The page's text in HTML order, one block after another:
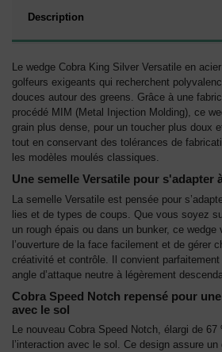
Description
Le wedge Cobra King Silver Versatile en
golfeurs exigeants qui recherchent
douces autour des greens. Grâce à une
procédé MIM (Metal Injection Molding), ce
grain plus dense, pour un toucher plus doux
tout en conservant des tolérances de
les modèles moulés classiques.
Une semelle Versatile pour s'adapter
La semelle Versatile est pensée pour
lies et de types de coups. Que vous soyez
un rough épais ou dans un bunker, ce
l’ouverture de la face facilement et de gérer
créativité et contrôle. Il convient
angle d’attaque neutre à légèrement
Cobra Speed Notch repensé pour
avec le sol
Le nouveau Cobra Speed Notch, élargi de
l’interaction avec le sol. Ce design assure